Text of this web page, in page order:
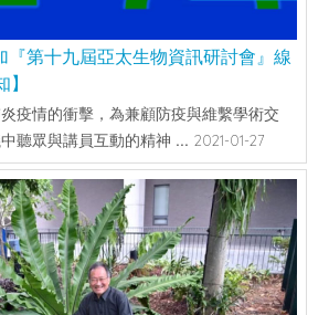
『第十九屆亞太生物資訊研討會』線
疫情的衝擊，為兼顧防疫與維繫學術交
聽眾與講員互動的精神 ... 2021-01-27